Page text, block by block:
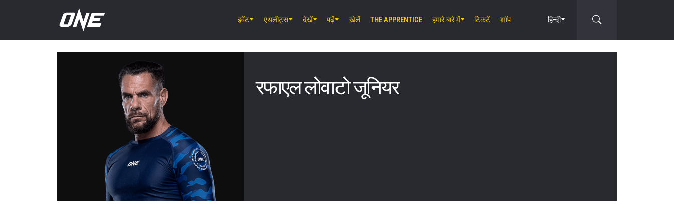
इवेंट
लुम्पिनी स्टेडियम, बैंकॉक
एथलीट्स देखें पढ़ें खेलें THE APPRENTICE हमारे बारे में टिकटें शॉप हिन्दी
रफाएल लोवाटो जूनियर